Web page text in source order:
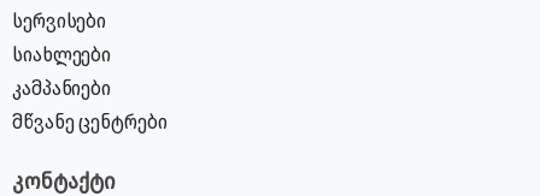
სერვისები
სიახლეები
კამპანიები
მწვანე ცენტრები
კონტაქტი